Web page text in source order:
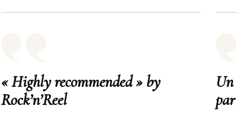
« Highly recommended » by
Rock’n’Reel